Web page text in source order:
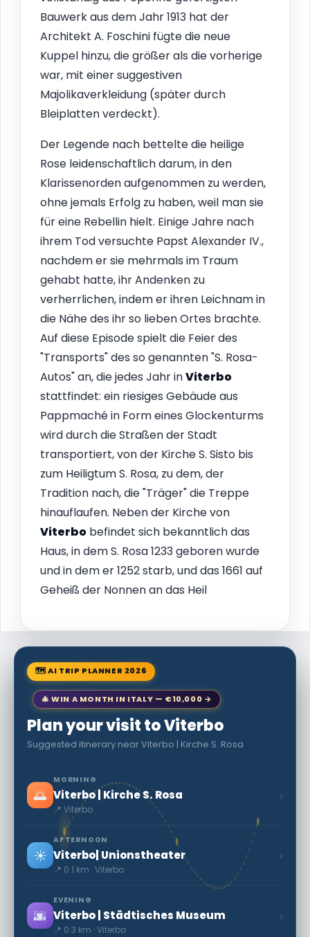
Bauwerk aus dem Jahr 1913 hat der
Architekt A. Foschini fügte die neue
Kuppel hinzu, die größer als die vorherige
war, mit einer suggestiven
Majolikaverkleidung (später durch
Bleiplatten verdeckt).
Der Legende nach bettelte die heilige
Rose leidenschaftlich darum, in den
Klarissenorden aufgenommen zu werden,
ohne jemals Erfolg zu haben, weil man sie
für eine Rebellin hielt. Einige Jahre nach
ihrem Tod versuchte Papst Alexander IV.,
nachdem er sie mehrmals im Traum
gehabt hatte, ihr Andenken zu
verherrlichen, indem er ihren Leichnam in
die Nähe des ihr so lieben Ortes brachte.
Auf diese Episode spielt die Feier des
"Transports" des so genannten "S. Rosa-
Autos" an, die jedes Jahr inViterbo
stattfindet: ein riesiges Gebäude aus
Pappmaché in Form eines Glockenturms
wird durch die Straßen der Stadt
transportiert, von der Kirche S. Sisto bis
zum Heiligtum S. Rosa, zu dem, der
Tradition nach, die "Träger" die Treppe
hinauflaufen. Neben der Kirche von
Viterbo befindet sich bekanntlich das
Haus, in dem S. Rosa 1233 geboren wurde
und in dem er 1252 starb, und das 1661 auf
Geheiß der Nonnen an das Heil
🗺 AI TRIP PLANNER 2026
🎄 WIN A MONTH IN ITALY — €10,000 →
Plan your visit to Viterbo
Suggested itinerary near Viterbo | Kirche S. Rosa
🌅
MORNING
Viterbo | Kirche S. Rosa
📍 Viterbo
›
☀️
AFTERNOON
Viterbo| Unionstheater
📍 0.1 km · Viterbo
›
🌆
EVENING
Viterbo | Städtisches Museum
📍 0.3 km · Viterbo
›